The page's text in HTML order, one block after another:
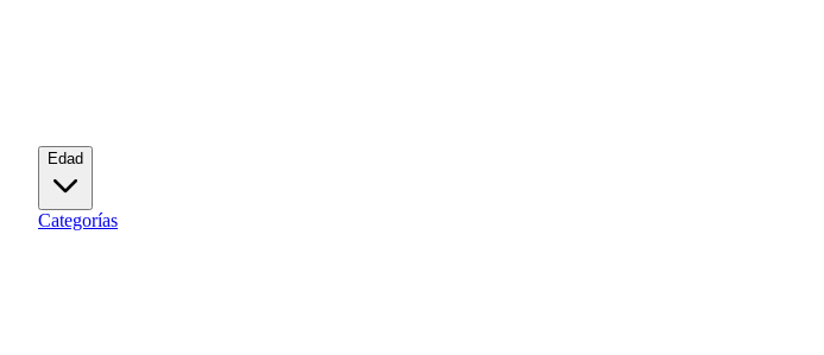
Edad
Categorías